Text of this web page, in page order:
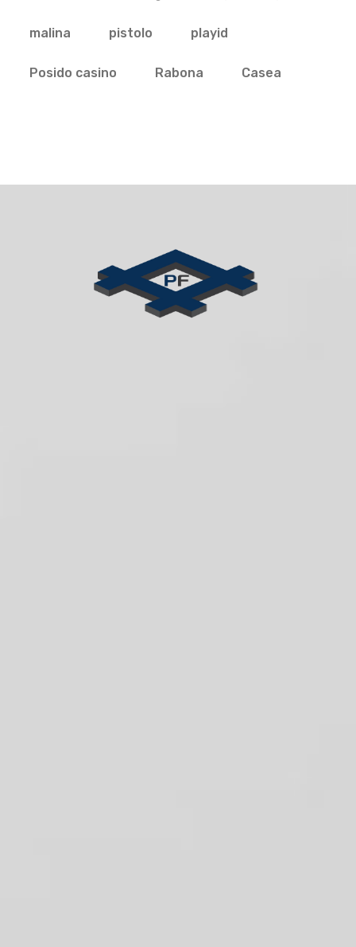
malina pistolo playid
Posido casino Rabona Сasea